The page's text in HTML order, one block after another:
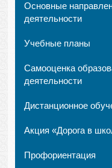
Основные
деятельности
Учебные планы
Самооценка
деятельности
Дистанционное
Акция «Дорога в
Профориентация